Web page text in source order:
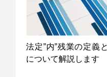
法定”内”残業の定義
について解説します